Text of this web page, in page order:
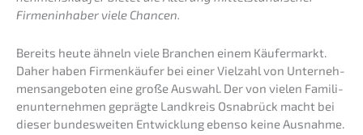
Firmen­in­ha­ber viele Chancen.
Bereits heute ähneln viele Branchen einem Käufer­markt.
Daher haben Firmen­käu­fer bei einer Vielzahl von Unter­neh­
mens­an­ge­bo­ten eine große Auswahl. Der von vielen Famili­
en­un­ter­neh­men gepräg­te Landkreis Osnabrück macht bei
dieser bundes­wei­ten Entwick­lung ebenso keine Ausnah­me.